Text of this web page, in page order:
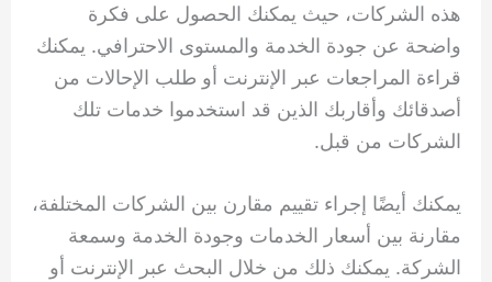
هذه الشركات، حيث يمكنك الحصول على فكرة
واضحة عن جودة الخدمة والمستوى الاحترافي. يمكنك
قراءة المراجعات عبر الإنترنت أو طلب الإحالات من
أصدقائك وأقاربك الذين قد استخدموا خدمات تلك
الشركات من قبل.
يمكنك أيضًا إجراء تقييم مقارن بين الشركات المختلفة،
مقارنة بين أسعار الخدمات وجودة الخدمة وسمعة
الشركة. يمكنك ذلك من خلال البحث عبر الإنترنت أو